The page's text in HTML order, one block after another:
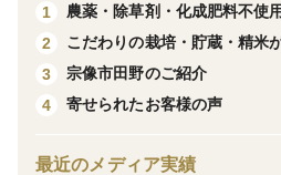
そうして育てられたお米は高い
特徴になっています。
白米のおいしさをゆったりと味
1
農薬・除草剤・化成肥料不使
2
こだわりの栽培・貯蔵・精米
3
宗像市田野のご紹介
4
寄せられたお客様の声
最近のメディア実績